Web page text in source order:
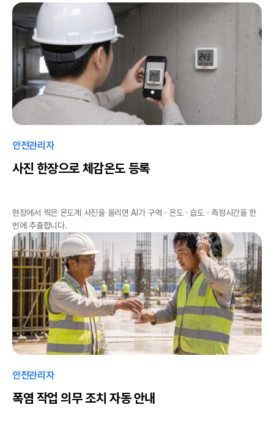
안전관리자
사진 한장으로 체감온도 등록
현장에서 찍은 온도계 사진을 올리면 AI가 구역 · 온도 · 습도 · 측정시간을 한
번에 추출합니다.
안전관리자
폭염 작업 의무 조치 자동 안내